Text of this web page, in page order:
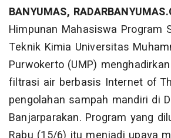
BANYUMAS,
Himpunan Mahasiswa Program
Teknik Kimia Universitas
Purwokerto (UMP)
filtrasi air berbasis Internet of
pengolahan sampah mandiri di
Banjarparakan. Program yang